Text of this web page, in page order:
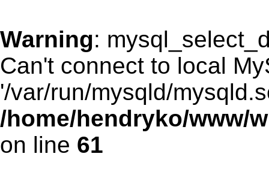
Warning:
Can't connect to local
'/var/run/mysqld/
/home/hendryko/www/
on line 61